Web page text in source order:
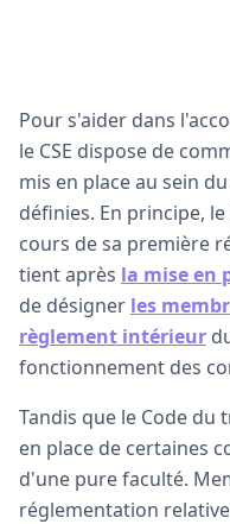
Pour s'aider dans
le CSE dispose de
mis en place au sein
définies. En principe,
cours de sa première
tient après la mise en
de désigner les
règlement intérieur
fonctionnement des
Tandis que le Code du
en place de certaines
d'une pure faculté.
réglementation